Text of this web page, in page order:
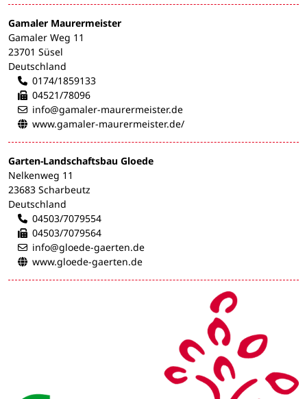
Gamaler Maurermeister
Gamaler Weg 11
23701 Süsel
Deutschland
0174/1859133
04521/78096
info@gamaler-maurermeister.de
www.gamaler-maurermeister.de/
Garten-Landschaftsbau Gloede
Nelkenweg 11
23683 Scharbeutz
Deutschland
04503/7079554
04503/7079564
info@gloede-gaerten.de
www.gloede-gaerten.de